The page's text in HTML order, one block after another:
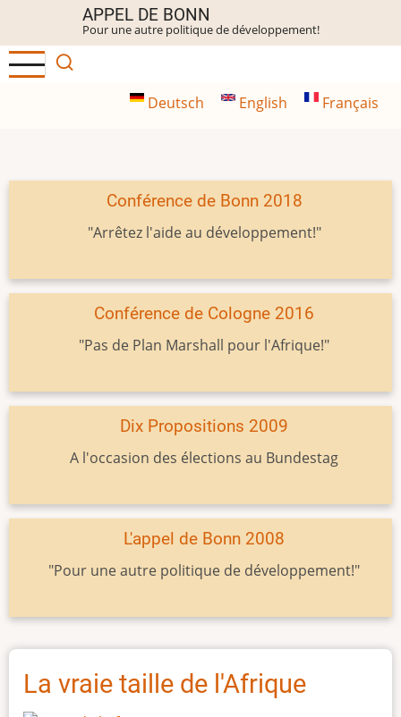
contenu
principal
APPEL DE BONN
Pour une autre politique de développement!
Deutsch English Français
Conférence de Bonn 2018
"Arrêtez l'aide au développement!"
Conférence de Cologne 2016
"Pas de Plan Marshall pour l'Afrique!"
Dix Propositions 2009
A l'occasion des élections au Bundestag
L'appel de Bonn 2008
"Pour une autre politique de développement!"
La vraie taille de l'Afrique